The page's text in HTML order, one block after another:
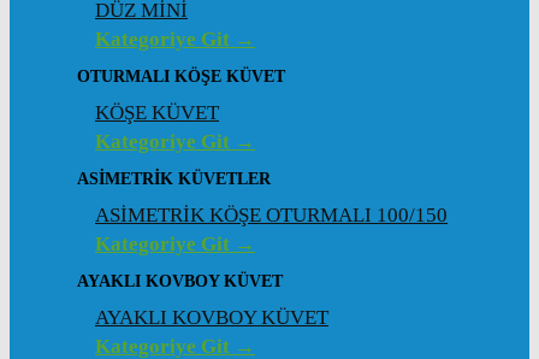
DÜZ MİNİ
Kategoriye Git →
OTURMALI KÖŞE KÜVET
KÖŞE KÜVET
Kategoriye Git →
ASIMETRIK KÜVETLER
ASİMETRİK KÖŞE OTURMALI 100/150
Kategoriye Git →
AYAKLI KOVBOY KÜVET
AYAKLI KOVBOY KÜVET
Kategoriye Git →